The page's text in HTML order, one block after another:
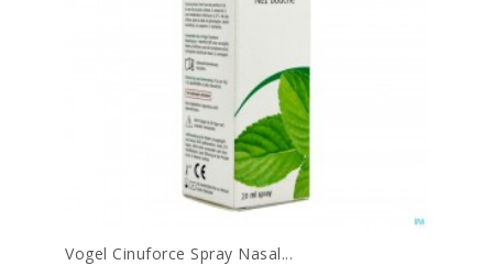
Vogel Cinuforce Spray Nasal...